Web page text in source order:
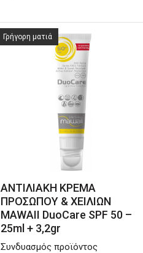
ΑΝΤΙΛΙΑΚΗ ΚΡΕΜΑ
ΠΡΟΣΩΠΟΥ & ΧΕΙΛΙΩΝ
MAWAII DuoCare SPF 50 –
25ml + 3,2gr
Συνδυασμός προϊόντος
Γρήγορη ματιά